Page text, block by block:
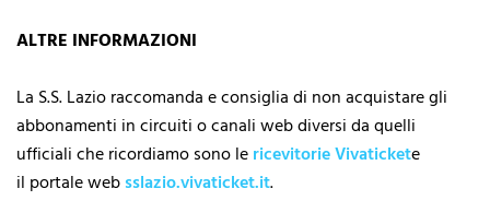
ALTRE INFORMAZIONI
La S.S. Lazio raccomanda e consiglia di non acquistare gli
abbonamenti in circuiti o canali web diversi da quelli
ufficiali che ricordiamo sono lericevitorie Vivatickete
il portale websslazio.vivaticket.it.